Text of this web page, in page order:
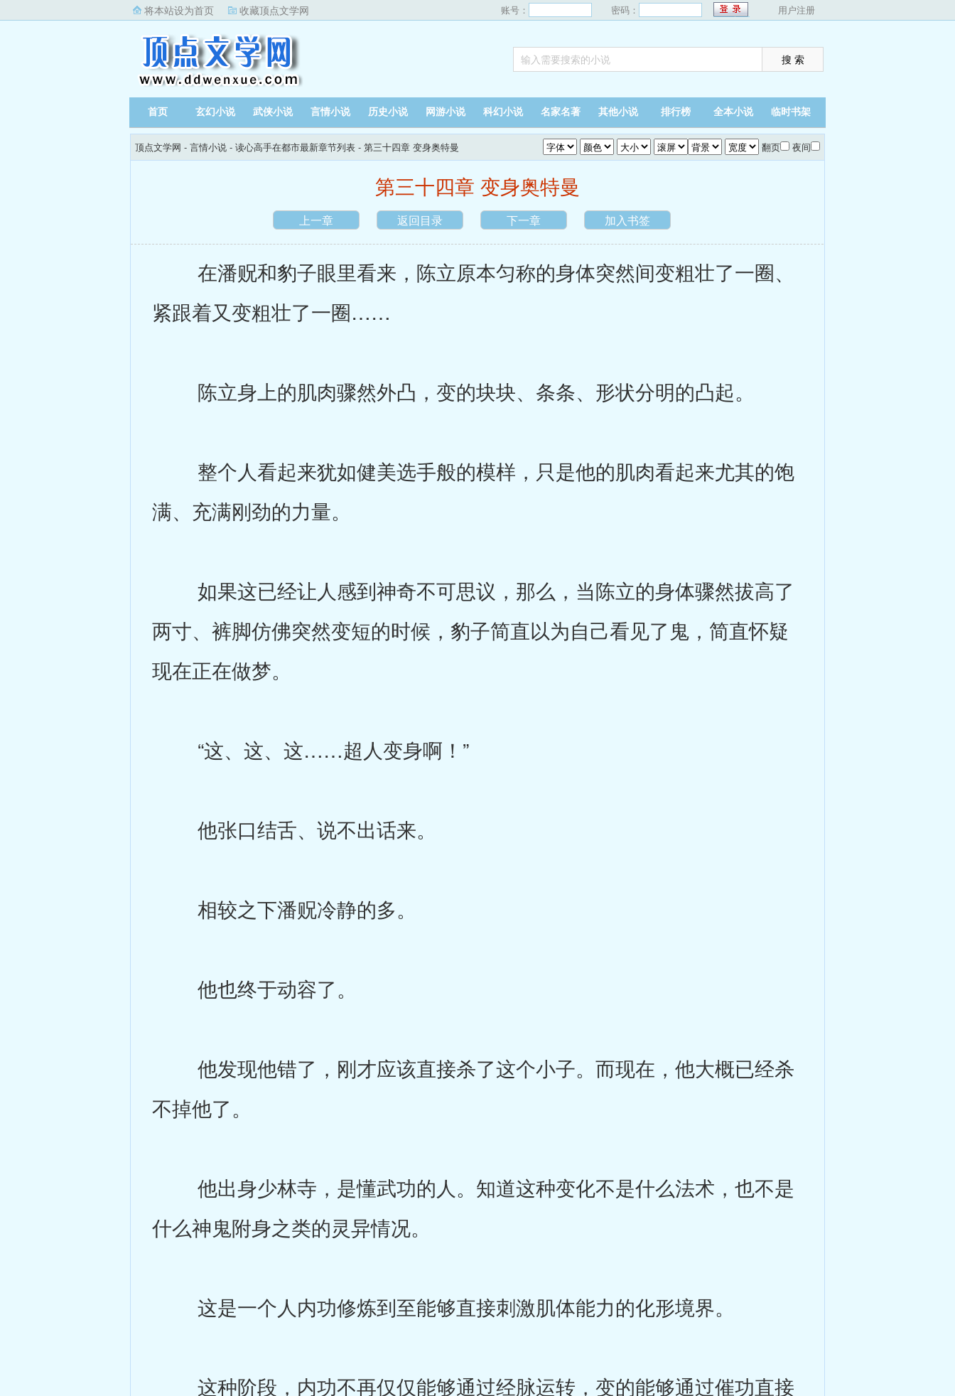
将本站设为首页 收藏顶点文学网 账号： 密码： 用户注册
首页 玄幻小说 武侠小说 言情小说 历史小说 网游小说 科幻小说 名家名著 其他小说 排行榜 全本小说 临时书架
顶点文学网 - 言情小说 - 读心高手在都市最新章节列表 - 第三十四章 变身奥特曼 翻页 夜间
第三十四章 变身奥特曼
上一章 返回目录 下一章 加入书签
在潘贶和豹子眼里看来，陈立原本匀称的身体突然间变粗壮了一圈、
紧跟着又变粗壮了一圈……
陈立身上的肌肉骤然外凸，变的块块、条条、形状分明的凸起。
整个人看起来犹如健美选手般的模样，只是他的肌肉看起来尤其的饱
满、充满刚劲的力量。
如果这已经让人感到神奇不可思议，那么，当陈立的身体骤然拔高了
两寸、裤脚仿佛突然变短的时候，豹子简直以为自己看见了鬼，简直怀疑
现在正在做梦。
“这、这、这……超人变身啊！”
他张口结舌、说不出话来。
相较之下潘贶冷静的多。
他也终于动容了。
他发现他错了，刚才应该直接杀了这个小子。而现在，他大概已经杀
不掉他了。
他出身少林寺，是懂武功的人。知道这种变化不是什么法术，也不是
什么神鬼附身之类的灵异情况。
这是一个人内功修炼到至能够直接刺激肌体能力的化形境界。
这种阶段，内功不再仅仅能够通过经脉运转，变的能够通过催功直接